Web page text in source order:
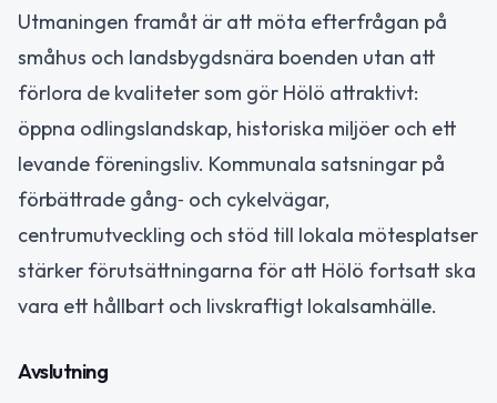
Utmaningen framåt är att möta efterfrågan på
småhus och landsbygdsnära boenden utan att
förlora de kvaliteter som gör Hölö attraktivt:
öppna odlingslandskap, historiska miljöer och ett
levande föreningsliv. Kommunala satsningar på
förbättrade gång‑ och cykelvägar,
centrumutveckling och stöd till lokala mötesplatser
stärker förutsättningarna för att Hölö fortsatt ska
vara ett hållbart och livskraftigt lokalsamhälle.
Avslutning